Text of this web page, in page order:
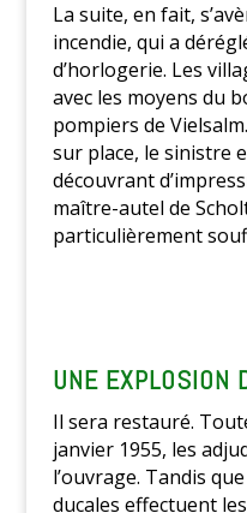
La suite, en fait,
incendie, qui a
d’horlogerie. Les
avec les moyens du
pompiers de
sur place, le sinistre
découvrant
maître-autel de
particulièrement
UNE EXPLOSION
Il sera restauré.
janvier 1955, les
l’ouvrage. Tandis
ducales effectuent